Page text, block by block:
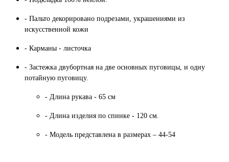
- Пальто декорировано подрезами, украшениями из
искусственной кожи
- Карманы - листочка
- Застежка двубортная на две основных пуговицы, и одну
потайную пуговицу.
- Длина рукава - 65 см
- Длина изделия по спинке - 120 см.
- Модель представлена в размерах – 44-54